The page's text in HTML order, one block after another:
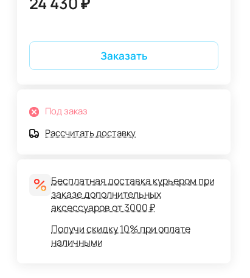
Заказать
Под заказ
Рассчитать доставку
Бесплатная доставка курьером при
заказе дополнительных
аксессуаров от 3000 ₽
Получи скидку 10% при оплате
наличными